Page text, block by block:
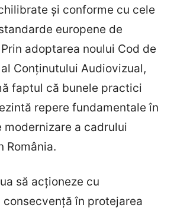
și conforme cu cele
europene de
adoptarea noului Cod de
Conținutului Audiovizual,
faptul că bunele practici
repere fundamentale în
modernizare a cadrului
România.
să acționeze cu
în protejarea